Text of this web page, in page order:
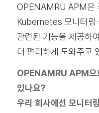
OPENAMRU APM은
Kubernetes 모니터링
관련된 기능을 제공하
더 편리하게 도와주고
OPENAMRU APM으
있나요?
우리 회사에선 모니터